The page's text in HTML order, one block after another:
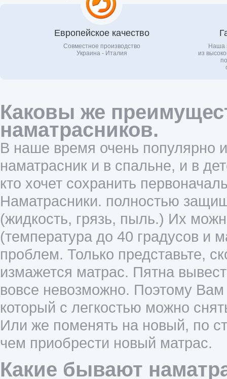
Европейское качество
Совместное производство
Украина - Италия
Наша
из
Каковы же
наматрасников.
В наше время очень популярно
наматрасник и в спальне, и в
кто хочет сохранить
Наматрасники. полностью
(жидкость, грязь, пыль.) Их
(температура до 40 градусов и
проблем. Только представьте,
измажется матрас. Пятна
вовсе невозможно. Поэтому Вам
который с легкостью можно
Или же поменять на новый, по
чем приобрести новый матрас.
Какие бывают